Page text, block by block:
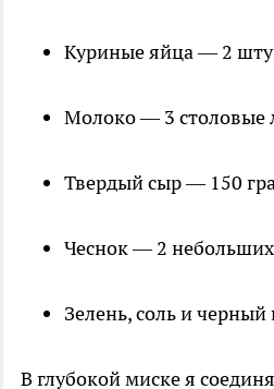
Куриные яйца — 2
Молоко — 3 столовые
Твердый сыр — 150
Чеснок — 2
Зелень, соль и
В глубокой миске я